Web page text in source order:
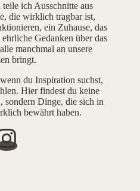
teile ich Ausschnitte aus
die wirklich tragbar ist,
ein Zuhause, das
Gedanken über das
manchmal an unsere
bringt.
du Inspiration suchst,
Hier findest du keine
sondern Dinge, die sich in
bewährt haben.